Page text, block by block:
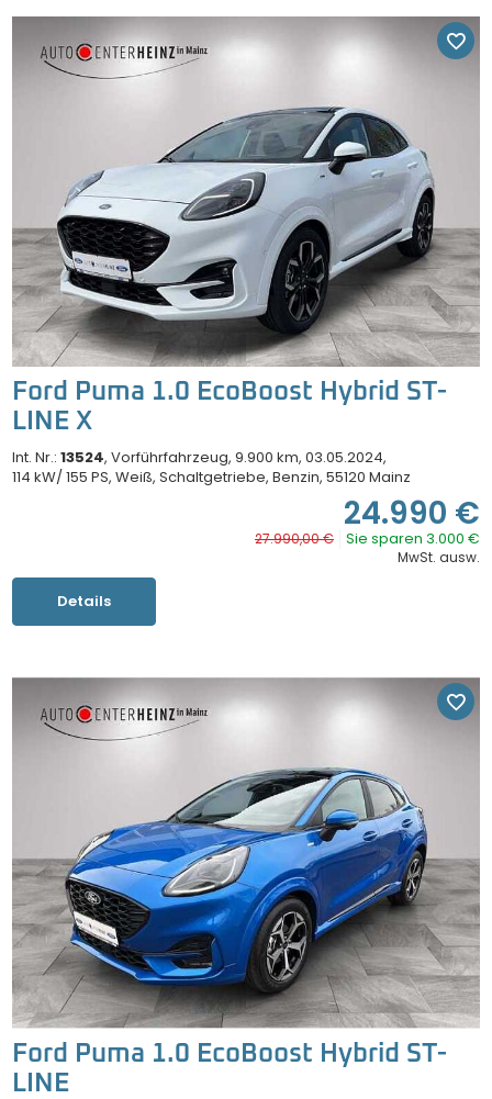
Ford Puma 1.0 EcoBoost Hybrid ST-
LINE X
Int. Nr.: 13524 Vorführfahrzeug 9.900 km 03.05.2024
114 kW/ 155 PS Weiß Schaltgetriebe Benzin 55120 Mainz
24.990 €
27.990,00 € Sie sparen 3.000 €
MwSt. ausw.
Details
Ford Puma 1.0 EcoBoost Hybrid ST-
LINE